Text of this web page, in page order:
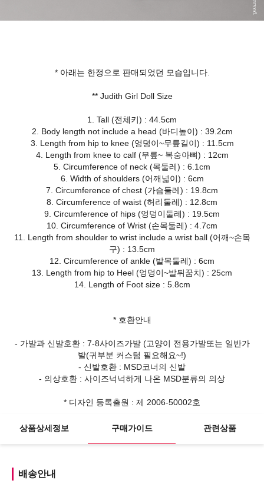
* 아래는 한정으로 판매되었던 모습입니다.
** Judith Girl Doll Size
1. Tall (전체키) : 44.5cm
2. Body length not include a head (바디높이) : 39.2cm
3. Length from hip to knee (엉덩이~무릎길이) : 11.5cm
4. Length from knee to calf (무릎~ 복숭아뼈) : 12cm
5. Circumference of neck (목둘레) : 6.1cm
6. Width of shoulders (어깨넓이) : 6cm
7. Circumference of chest (가슴둘레) : 19.8cm
8. Circumference of waist (허리둘레) : 12.8cm
9. Circumference of hips (엉덩이둘레) : 19.5cm
10. Circumference of Wrist (손목둘레) : 4.7cm
11. Length from shoulder to wrist include a wrist ball (어깨~손목
구) : 13.5cm
12. Circumference of ankle (발목둘레) : 6cm
13. Length from hip to Heel (엉덩이~발뒤꿈치) : 25cm
14. Length of Foot size : 5.8cm
* 호환안내
- 가발과 신발호환 : 7-8사이즈가발 (고양이 전용가발또는 일반가
발(귀부분 커스텀 필요해요~!)
- 신발호환 : MSD코너의 신발
- 의상호환 : 사이즈넉넉하게 나온 MSD분류의 의상
상품상세정보 구매가이드 관련상품
배송안내